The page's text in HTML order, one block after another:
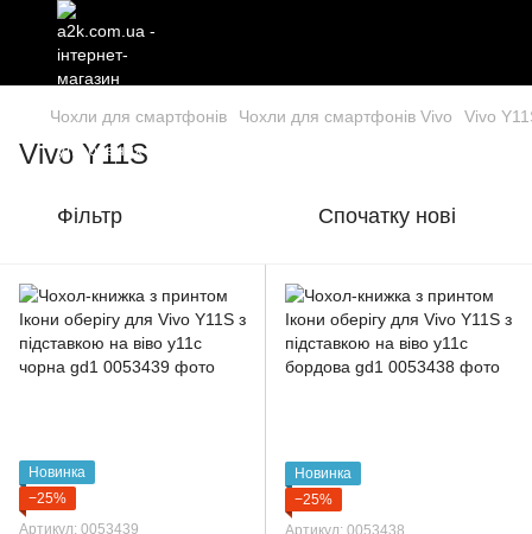
Чохли для смартфонів Чохли для смартфонів Vivo Vivo
Vivo Y11S
Фільтр Спочатку нові
Новинка
−25%
Артикул: 0053439
Новинка
−25%
Артикул: 0053438